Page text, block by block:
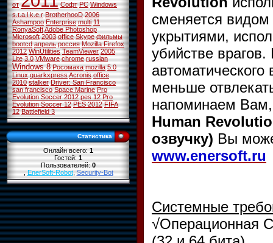
от Софт PC Windows
s.t.a.l.k.e.r BrotherhooD 2006
Ashampoo Enterprise multi 11
RonyaSoftAdobe Photoshop
Microsoft 2003 office Skype фильмы
bootcd апрель россия Mozilla Firefox
2012 WinUtilities TeamViewer 2005
Lite 3.0 VMware chrome russian
Windows 8 Росомаха mozilla 5.0
Linux quarkxpressAcronis office
2010 stalker Driver: San Francisco
san francisco Space Marine Pro
Evolution Soccer 2012 pes 12 Pro
Evolution Soccer 12 PES 2012 FIFA
12 Battlefield 3
Статистика
Онлайн всего:1
Гостей:1
Пользователей:0
,EnerSoft-Robot,Security-Bot
сменяется
укрытиями,
убийстве
автоматического
меньше
напоминаем
Human
озвучку) Вы
www.enersoft.ru
Системные
√Операционная